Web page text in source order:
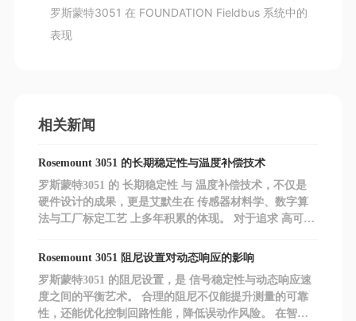
罗斯蒙特3051 在 FOUNDATION Fieldbus 系统中的
表现
相关新闻
Rosemount 3051 的长期稳定性与温度补偿技术
罗斯蒙特3051 的 长期稳定性 与 温度补偿技术，不仅是
硬件设计的成果，更是艾默生在 传感器材料学、数字算
法与工厂标定工艺 上多年积累的体现。 对于追求 高可靠
器，更是一份长期的信赖。
Rosemount 3051 阻尼设置对动态响应的影响
罗斯蒙特3051 的阻尼设置，是 信号稳定性与动态响应速
度之间的平衡艺术。 合理的阻尼不仅能提升测量的可靠
性，还能优化控制回路性能，降低误动作风险。 在智能